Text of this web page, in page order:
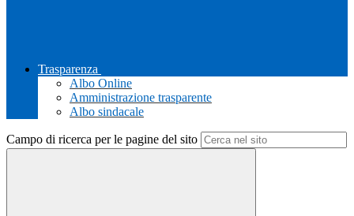
Trasparenza
Albo Online
Amministrazione trasparente
Albo sindacale
Campo di ricerca per le pagine del sito